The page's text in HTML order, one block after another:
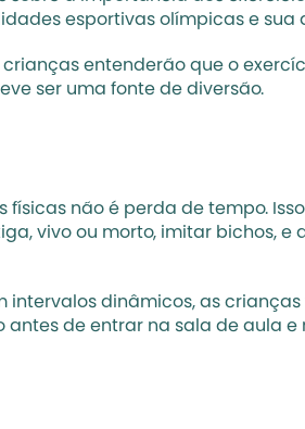
esportivas olímpicas e sua
entenderão que o
ser uma fonte de diversão.
não é perda de tempo.
vivo ou morto, imitar bichos,
intervalos dinâmicos, as crianças
de entrar na sala de aula e